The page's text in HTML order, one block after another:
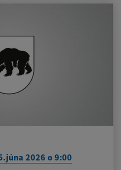
2026 o 9:00